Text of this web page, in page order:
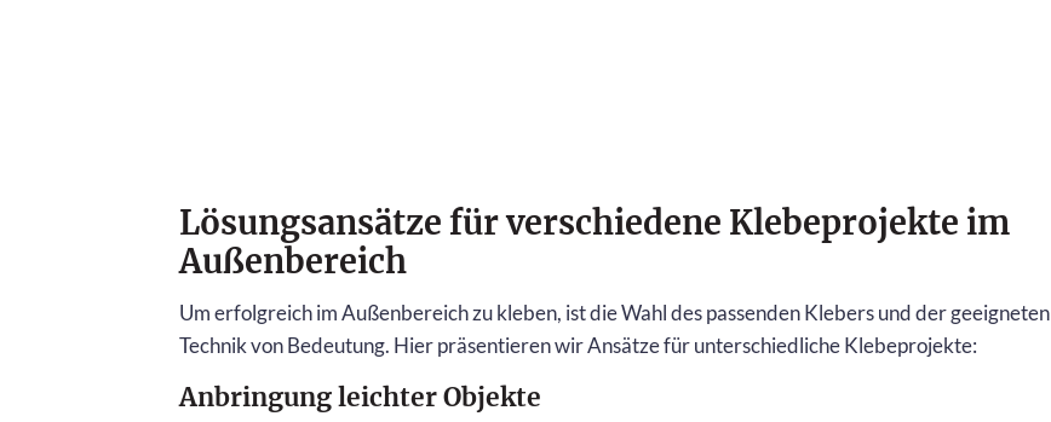
Lösungsansätze für verschiedene Klebeprojekte im
Außenbereich
Um erfolgreich im Außenbereich zu kleben, ist die Wahl des passenden Klebers und der geeigneten
Technik von Bedeutung. Hier präsentieren wir Ansätze für unterschiedliche Klebeprojekte:
Anbringung leichter Objekte